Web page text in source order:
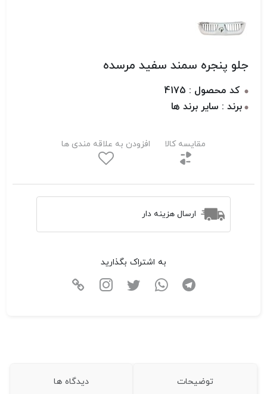
جلو پنجره سمند سفید مرسده
کد محصول : 4175
برند : سایر برند ها
مقایسه کالا افزودن به علاقه مندی ها
ارسال هزینه دار
به اشتراک بگذارید
توضیحات دیدگاه ها